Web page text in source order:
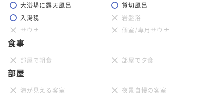
大浴場に露天風呂
貸切風呂
入湯税
岩盤浴
サウナ
個室/専用サウナ
食事
部屋で朝食 部屋で夕食
部屋
海が見える客室
夜景自慢の客室